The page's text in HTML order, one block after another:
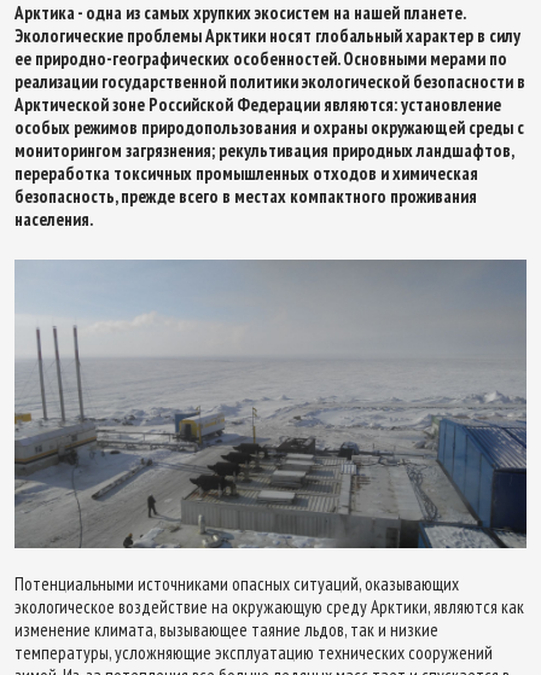
Арктика - одна из самых хрупких экосистем на нашей планете.
Экологические проблемы Арктики носят глобальный характер в силу
ее природно-географических особенностей. Основными мерами по
реализации государственной политики экологической безопасности в
Арктической зоне Российской Федерации являются: установление
особых режимов природопользования и охраны окружающей среды с
мониторингом загрязнения; рекультивация природных ландшафтов,
переработка токсичных промышленных отходов и химическая
безопасность, прежде всего в местах компактного проживания
населения.
Потенциальными источниками опасных ситуаций, оказывающих
экологическое воздействие на окружающую среду Арктики, являются как
изменение климата, вызывающее таяние льдов, так и низкие
температуры, усложняющие эксплуатацию технических сооружений